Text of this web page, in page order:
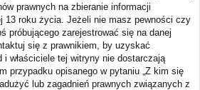
prawnych na zbieranie informacji
13 roku życia. Jeżeli nie masz pewności czy
próbującego zarejestrować się na danej
się z prawnikiem, by uzyskać
właściciele tej witryny nie dostarczają
przypadku opisanego w pytaniu „Z kim się
lub zagadnień prawnych związanych z